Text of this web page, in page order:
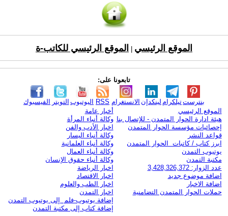
الموقع الرئيسي الموقع الرئيسي للكاتب-ة
تابعونا على:
الفيسبوك التويتر اليوتيوب RSS الانستغرام لينكدإن تيلكرامبنترست
الموقع الرئيسي
هيئة ادارة الحوار المتمدن - للإتصال بنا
إحصائيات مؤسسة الحوار المتمدن
قواعد النشر
ابرز كتاب / كاتبات الحوار المتمدن
يوتيوب التمدن
مكتبة التمدن
عدد الزوار: 3,428,326,372
اضافة موضوع جديد
اضافة الاخبار
حملات الحوار المتمدن التضامنية
أخبار عامة
وكالة أنباء المرأة
اخبار الأدب والفن
وكالة أنباء اليسار
وكالة أنباء العلمانية
وكالة أنباء العمال
وكالة أنباء حقوق الإنسان
اخبار الرياضة
اخبار الاقتصاد
اخبار الطب والعلوم
اخبار التمدن
إضافة يوتيوب-فلم إلى يوتيوب التمدن
إضافة كتاب إلى مكتبة التمدن